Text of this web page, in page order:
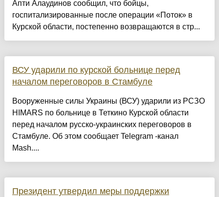
Апти Алаудинов сообщил, что бойцы,
госпитализированные после операции «Поток» в
Курской области, постепенно возвращаются в стр...
ВСУ ударили по курской больнице перед
началом переговоров в Стамбуле
Вооруженные силы Украины (ВСУ) ударили из РСЗО
HIMARS по больнице в Теткино Курской области
перед началом русско-украинских переговоров в
Стамбуле. Об этом сообщает Telegram -канал
Mash....
Президент утвердил меры поддержки